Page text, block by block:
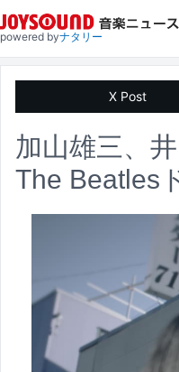
powered byナタリー
X Post
加山雄三、
The Beatles